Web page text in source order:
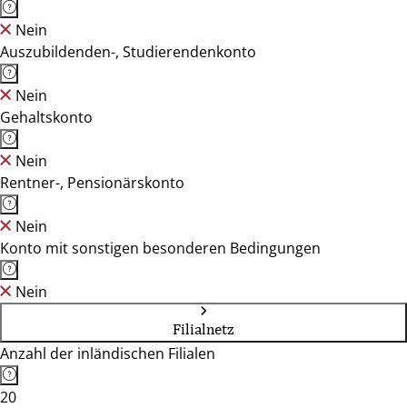
Nein
Auszubildenden-, Studierendenkonto
Nein
Gehaltskonto
Nein
Rentner-, Pensionärskonto
Nein
Konto mit sonstigen besonderen Bedingungen
Nein
Filialnetz
Anzahl der inländischen Filialen
20